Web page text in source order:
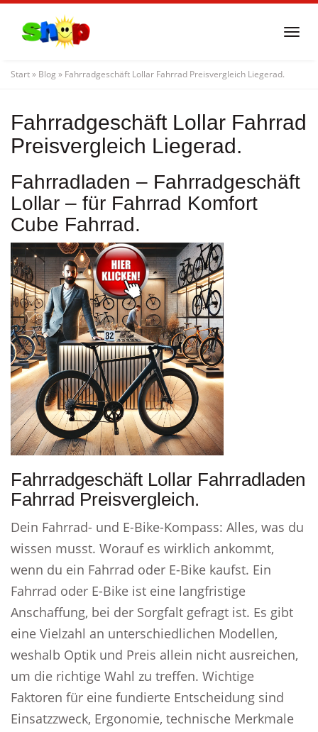
content
Start» Blog » Fahrradgeschäft Lollar Fahrrad Preisvergleich Liegerad.
Fahrradgeschäft Lollar Fahrrad
Preisvergleich Liegerad.
Fahrradladen – Fahrradgeschäft
Lollar – für Fahrrad Komfort
Cube Fahrrad.
Fahrradgeschäft Lollar Fahrradladen
Fahrrad Preisvergleich.
Dein Fahrrad- und E-Bike-Kompass: Alles, was du
wissen musst. Worauf es wirklich ankommt,
wenn du ein Fahrrad oder E-Bike kaufst. Ein
Fahrrad oder E-Bike ist eine langfristige
Anschaffung, bei der Sorgfalt gefragt ist. Es gibt
eine Vielzahl an unterschiedlichen Modellen,
weshalb Optik und Preis allein nicht ausreichen,
um die richtige Wahl zu treffen. Wichtige
Faktoren für eine fundierte Entscheidung sind
Einsatzzweck, Ergonomie, technische Merkmale